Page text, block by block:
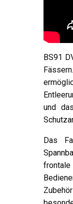
BS91
und
Das